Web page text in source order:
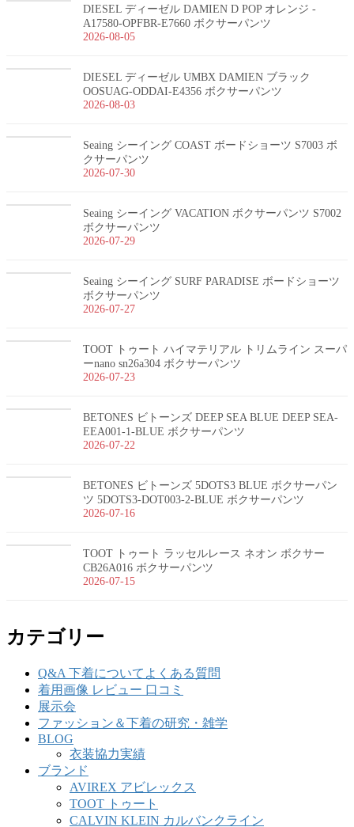
DIESEL ディーゼル DAMIEN D POP オレンジ -
A17580-OPFBR-E7660 ボクサーパンツ
2026-08-05
DIESEL ディーゼル UMBX DAMIEN ブラック
OOSUAG-ODDAI-E4356 ボクサーパンツ
2026-08-03
Seaing シーイング COAST ボードショーツ S7003 ボ
クサーパンツ
2026-07-30
Seaing シーイング VACATION ボクサーパンツ S7002
ボクサーパンツ
2026-07-29
Seaing シーイング SURF PARADISE ボードショーツ
ボクサーパンツ
2026-07-27
TOOT トゥート ハイマテリアル トリムライン スーパ
ーnano sn26a304 ボクサーパンツ
2026-07-23
BETONES ビトーンズ DEEP SEA BLUE DEEP SEA-
EEA001-1-BLUE ボクサーパンツ
2026-07-22
BETONES ビトーンズ 5DOTS3 BLUE ボクサーパン
ツ 5DOTS3-DOT003-2-BLUE ボクサーパンツ
2026-07-16
TOOT トゥート ラッセルレース ネオン ボクサー
CB26A016 ボクサーパンツ
2026-07-15
カテゴリー
Q&A 下着についてよくある質問
着用画像 レビュー 口コミ
展示会
ファッション＆下着の研究・雑学
BLOG
衣装協力実績
ブランド
AVIREX アビレックス
TOOT トゥート
CALVIN KLEIN カルバンクライン